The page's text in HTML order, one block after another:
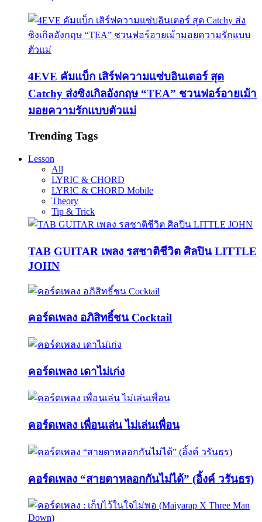
4EVE คัมแบ็ก เสิร์ฟความแซ่บอินเตอร์ สุด
Catchy ส่งซิงเกิลอังกฤษ “TEA” ชวนฟอร์อายเม้า
มอยความรักแบบตัวแม่
Trending Tags
Lesson
All
LYRIC & CHORD
LYRIC & CHORD Mobile
Theory
Tip & Trick
TAB GUITAR เพลง รสชาติชีวิต ศิลปิน LITTLE
JOHN
คอร์ดเพลง อภิสิทธิ์ชน Cocktail
คอร์ดเพลง เดาไม่เก่ง
คอร์ดเพลง เพื่อนเล่น ไม่เล่นเพื่อน
คอร์ดเพลง “สายตาหลอกกันไม่ได้” (อิ้งค์ วรันธร)